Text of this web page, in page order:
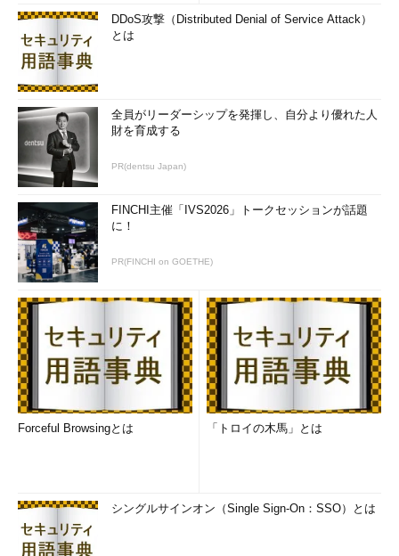
DDoS攻撃（Distributed Denial of Service Attack）
とは
全員がリーダーシップを発揮し、自分より優れた人
財を育成する
PR(dentsu Japan)
FINCHI主催「IVS2026」トークセッションが話題
に！
PR(FINCHI on GOETHE)
Forceful Browsingとは 「トロイの木馬」とは
シングルサインオン（Single Sign-On：SSO）とは